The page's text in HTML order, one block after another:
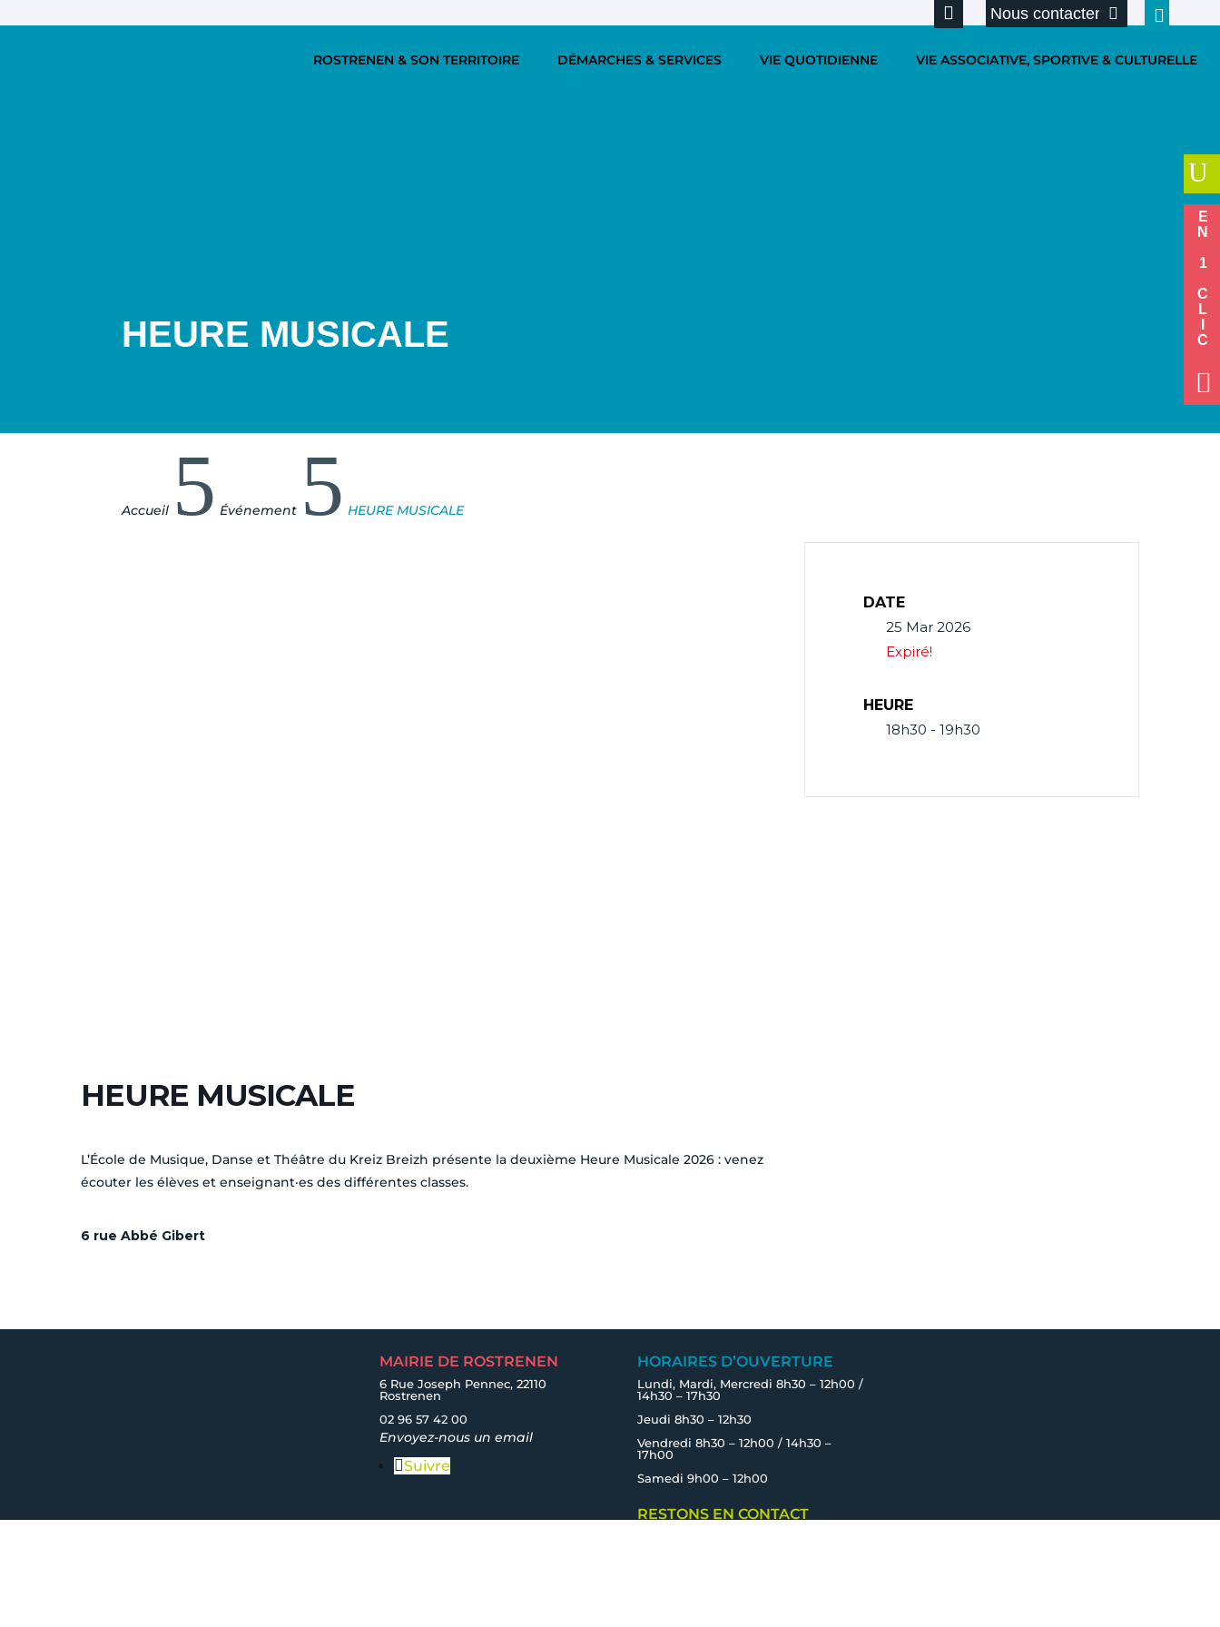
Nous contacter
ROSTRENEN & SON TERRITOIRE DÉMARCHES & SERVICES VIE QUOTIDIENNE VIE ASSOCIATIVE, SPORTIVE & CULTURELLE
HEURE MUSICALE
Accueil 5 Événement 5 HEURE MUSICALE
HEURE MUSICALE
L’École de Musique, Danse et Théâtre du Kreiz Breizh présente la deuxième Heure Musicale 2026 : venez
écouter les élèves et enseignant·es des différentes classes.
6 rue Abbé Gibert
DATE
25 Mar 2026
Expiré!
HEURE
18h30 - 19h30
MAIRIE DE ROSTRENEN
6 Rue Joseph Pennec, 22110
Rostrenen
02 96 57 42 00
Envoyez-nous un email
Suivre
HORAIRES D’OUVERTURE
Lundi, Mardi, Mercredi 8h30 – 12h00 /
14h30 – 17h30
Jeudi 8h30 – 12h30
Vendredi 8h30 – 12h00 / 14h30 –
17h00
Samedi 9h00 – 12h00
RESTONS EN CONTACT
U
EN 1 CLIC
